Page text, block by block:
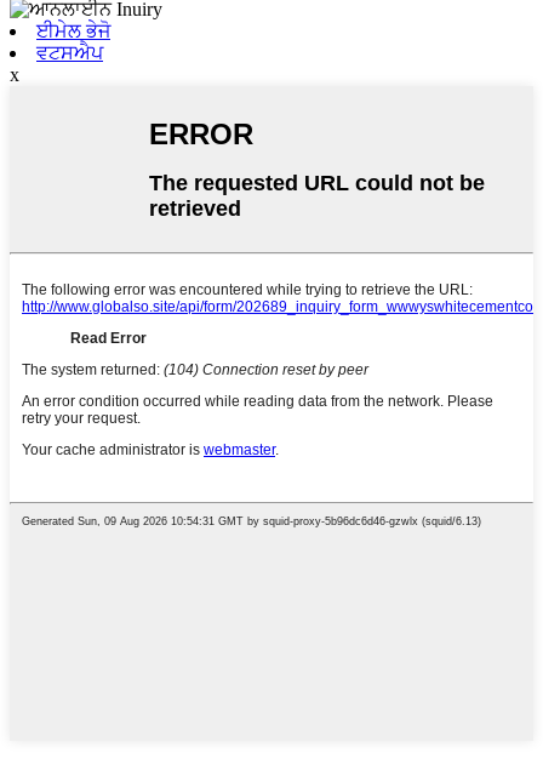
ਈਮੇਲ ਭੇਜੋ
ਵਟਸਐਪ
x